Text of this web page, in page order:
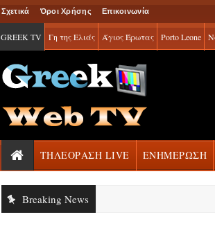
Σχετικά Όροι Χρήσης Επικοινωνία
GREEK TV Γη της Ελιάς Άγιος Έρωτας Porto Leone
ΤΗΛΕΟΡΑΣΗ LIVE ΕΝΗΜΕΡΩΣΗ
Breaking News